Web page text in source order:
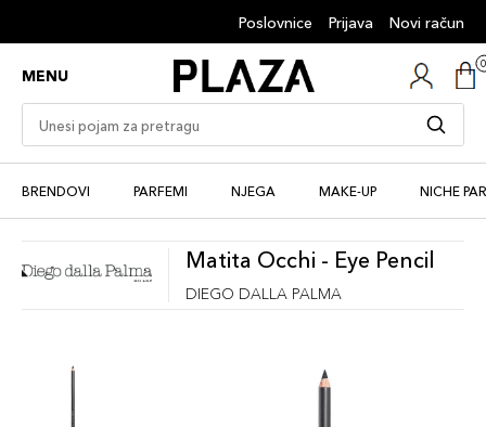
Poslovnice Prijava Novi račun
MENU
BRENDOVI PARFEMI NJEGA MAKE-UP NICHE
Matita Occhi - Eye Pencil
DIEGO DALLA PALMA